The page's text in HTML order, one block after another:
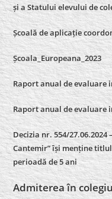
și a Statului elevului de
Școală de aplicație
Școala_Europeana_2023
Raport anual de evaluare
Raport anual de evaluare
Decizia nr. 554/
Cantemir” își menține
perioadă de 5 ani
Admiterea în